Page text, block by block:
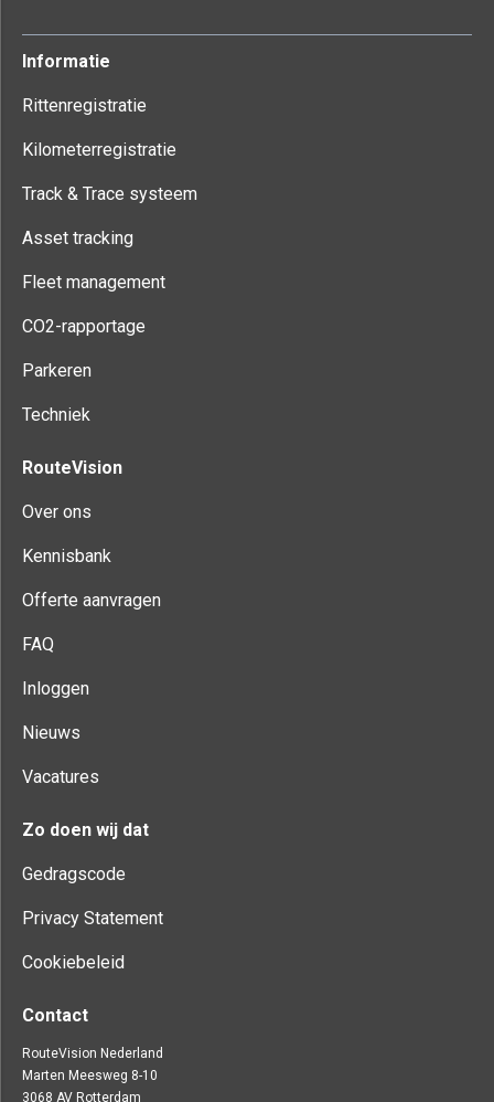
Informatie
Rittenregistratie
Kilometerregistratie
Track & Trace systeem
Asset tracking
Fleet management
CO2-rapportage
Parkeren
Techniek
RouteVision
Over ons
Kennisbank
Offerte aanvragen
FAQ
Inloggen
Nieuws
Vacatures
Zo doen wij dat
Gedragscode
Privacy Statement
Cookiebeleid
Contact
RouteVision Nederland
Marten Meesweg 8-10
3068 AV Rotterdam